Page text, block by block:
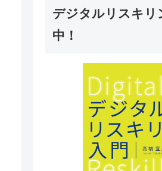
デジタルリスキリ
中！